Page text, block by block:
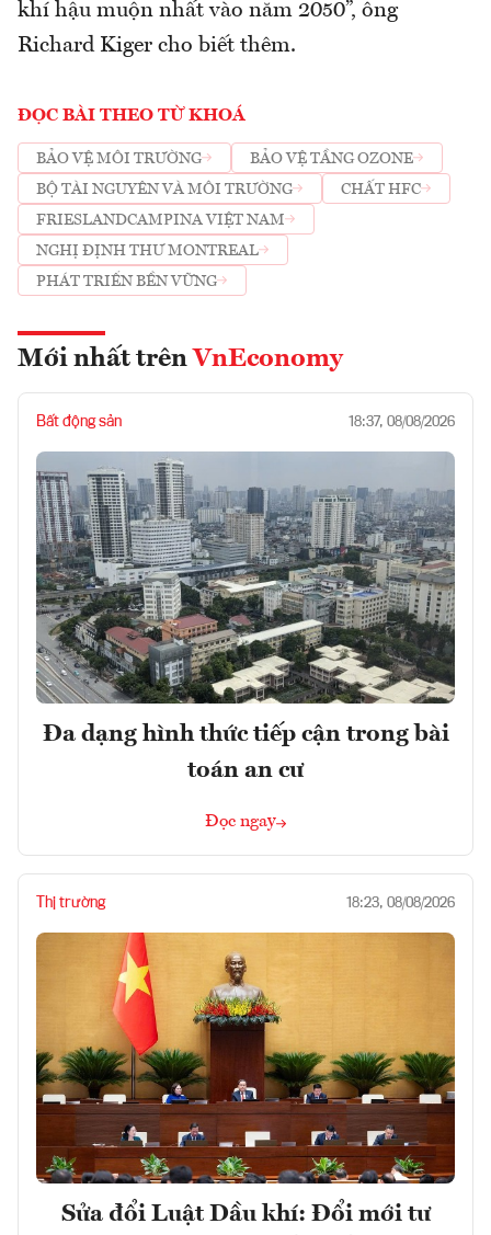
khí hậu muộn nhất vào năm 2050”, ông
Richard Kiger cho biết thêm.
ĐỌC BÀI THEO TỪ KHOÁ
BẢO VỆ MÔI TRƯỜNG
BẢO VỆ TẦNG OZONE
BỘ TÀI NGUYÊN VÀ MÔI TRƯỜNG
CHẤT HFC
FRIESLANDCAMPINA VIỆT NAM
NGHỊ ĐỊNH THƯ MONTREAL
PHÁT TRIỂN BỀN VỮNG
Mới nhất trên VnEconomy
Bất động sản 18:37, 08/08/2026
Đa dạng hình thức tiếp cận trong bài
toán an cư
Đọc ngay
Thị trường 18:23, 08/08/2026
Sửa đổi Luật Dầu khí: Đổi mới tư